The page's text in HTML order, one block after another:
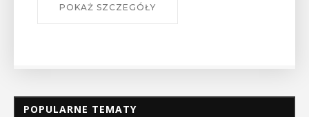
POKAŻ SZCZEGÓŁY
POPULARNE TEMATY